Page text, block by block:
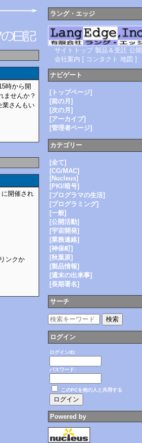
時から開
ませんか？
業さんもい
開催され
ンクか
ラング・エッジ
サイトトップ 製品＆受託 公開
会社案内 [ コンタクト 地図 ]
ナビゲート
[トップページ]
[前の月]
[次の月]
[アーカイブ]
[管理者ページ]
カテゴリー
[全て]
[CG/MAC]
[Nucleus]
[PKI/暗号]
[プログラマの生活]
[プログラミング]
[一般]
[公開活動]
[宇宙開発]
[業務連絡]
[神保町]
[秋葉原]
[製品情報]
[週末の出来事]
[長期署名]
サーチ
ログイン
ログインID:
パスワード:
このPCを他の人と共用する
Powered by